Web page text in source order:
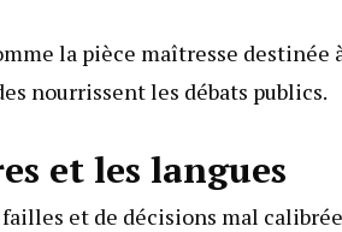
la pièce maîtresse destinée
nourrissent les débats publics.
et les langues
et de décisions mal